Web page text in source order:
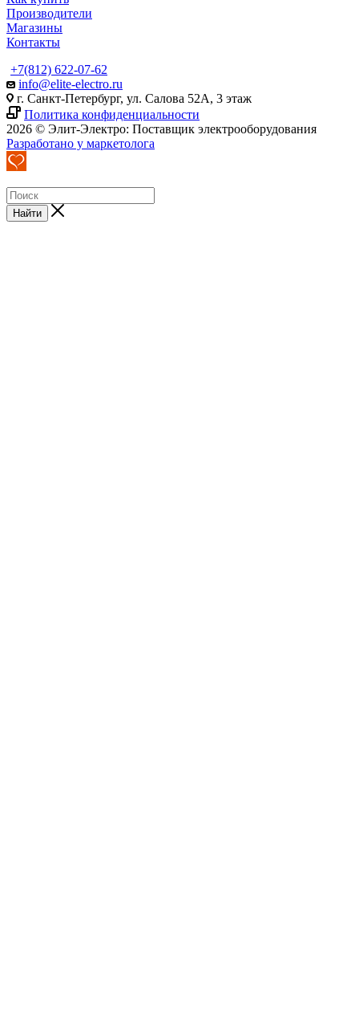
Производители
Магазины
Контакты
+7(812) 622-07-62
info@elite-electro.ru
г. Санкт-Петербург, ул. Салова 52А, 3 этаж
Политика конфиденциальности
2026 © Элит-Электро: Поставщик электрооборудования
Разработано у маркетолога
Найти